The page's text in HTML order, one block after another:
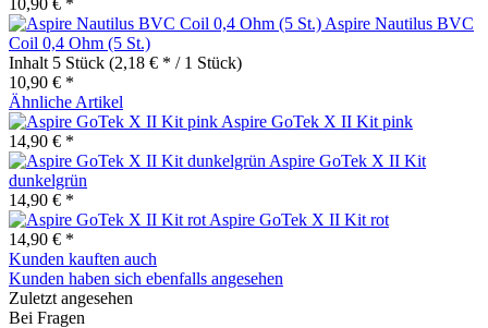
Aspire Nautilus BVC
Coil 0,4 Ohm (5 St.)
Inhalt 5 Stück (2,18 € * / 1 Stück)
10,90 € *
Ähnliche Artikel
Aspire GoTek X II Kit pink
14,90 € *
Aspire GoTek X II Kit
dunkelgrün
14,90 € *
Aspire GoTek X II Kit rot
14,90 € *
Kunden kauften auch
Kunden haben sich ebenfalls angesehen
Zuletzt angesehen
Bei Fragen